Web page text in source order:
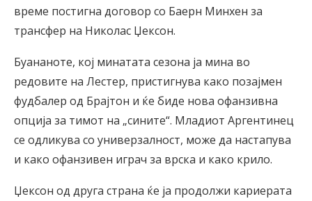
време постигна договор со Баерн Минхен за
трансфер на Николас Џексон.
Буананоте, кој минатата сезона ја мина во
редовите на Лестер, пристигнува како позајмен
фудбалер од Брајтон и ќе биде нова офанзивна
опција за тимот на „сините“. Младиот Аргентинец
се одликува со универзалност, може да настапува
и како офанзивен играч за врска и како крило.
Џексон од друга страна ќе ја продолжи кариерата